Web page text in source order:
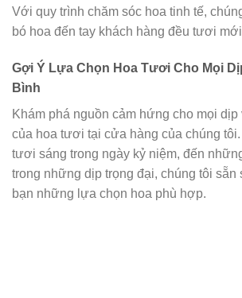
Với quy trình chăm sóc hoa tinh tế,
bó hoa đến tay khách hàng đều tươi
Gợi Ý Lựa Chọn Hoa Tươi Cho Mọi
Bình
Khám phá nguồn cảm hứng cho mọi
của hoa tươi tại cửa hàng của chúng
tươi sáng trong ngày kỷ niệm, đến
trong những dịp trọng đại, chúng tôi sẵn
bạn những lựa chọn hoa phù hợp.